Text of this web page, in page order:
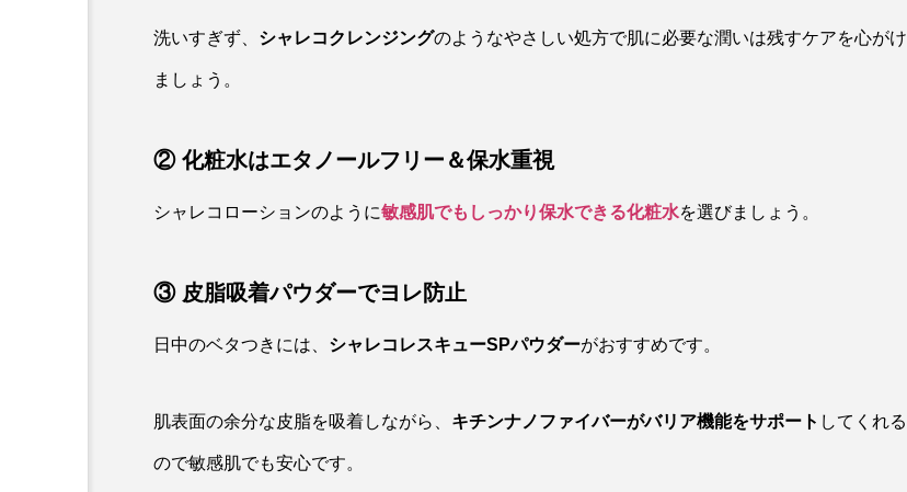
洗いすぎず、 シャレコクレンジングのようなやさしい処方で肌に必要な潤いは残すケアを心がけ
ましょう。
② 化粧水はエタノールフリー＆保水重視
シャレコローションのように敏感肌でもしっかり保水できる化粧水を選びましょう。
③ 皮脂吸着パウダーでヨレ防止
日中のベタつきには、 シャレコレスキューSPパウダーがおすすめです。
肌表面の余分な皮脂を吸着しながら、 キチンナノファイバーがバリア機能をサポート してくれる
ので敏感肌でも安心です。